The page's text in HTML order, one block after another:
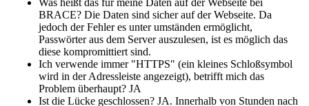
Polymere
Probiotika
Sehr kleine Kapseln
Was heißt das für meine Daten auf der Webseite bei
BRACE? Die Daten sind sicher auf der Webseite. Da
jedoch der Fehler es unter umständen ermöglicht,
Passwörter aus dem Server auszulesen, ist es möglich das
diese kompromittiert sind.
Ich verwende immer "HTTPS" (ein kleines Schloßsymbol
wird in der Adressleiste angezeigt), betrifft mich das
Problem überhaupt? JA
Ist die Lücke geschlossen? JA. Innerhalb von Stunden nach